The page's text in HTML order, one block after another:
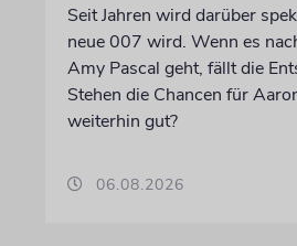
Seit Jahren wird darüber
neue 007 wird. Wenn es
Amy Pascal geht, fällt die
Stehen die Chancen für
weiterhin gut?
06.08.2026